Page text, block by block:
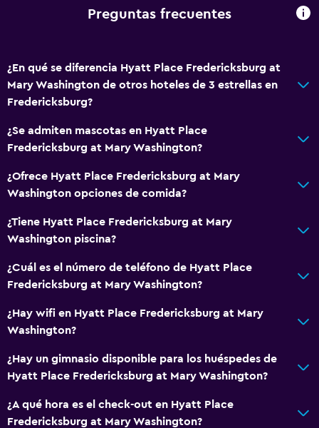
Preguntas frecuentes
¿En qué se diferencia Hyatt Place Fredericksburg at
Mary Washington de otros hoteles de 3 estrellas en
Fredericksburg?
¿Se admiten mascotas en Hyatt Place
Fredericksburg at Mary Washington?
¿Ofrece Hyatt Place Fredericksburg at Mary
Washington opciones de comida?
¿Tiene Hyatt Place Fredericksburg at Mary
Washington piscina?
¿Cuál es el número de teléfono de Hyatt Place
Fredericksburg at Mary Washington?
¿Hay wifi en Hyatt Place Fredericksburg at Mary
Washington?
¿Hay un gimnasio disponible para los huéspedes de
Hyatt Place Fredericksburg at Mary Washington?
¿A qué hora es el check-out en Hyatt Place
Fredericksburg at Mary Washington?